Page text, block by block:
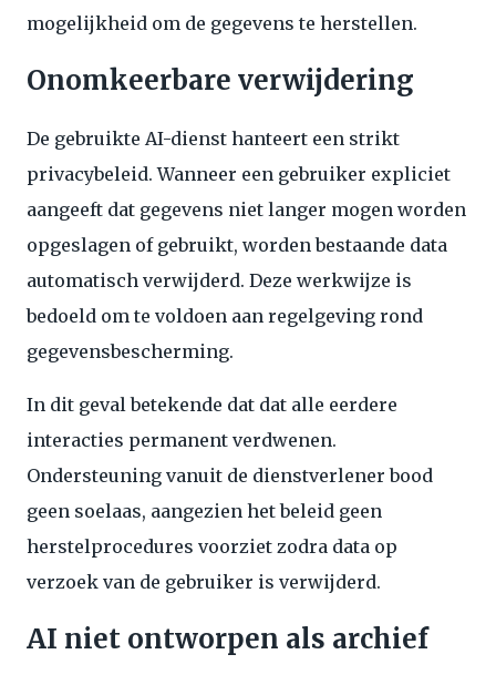
mogelijkheid om de gegevens te herstellen.
Onomkeerbare verwijdering
De gebruikte AI-dienst hanteert een strikt
privacybeleid. Wanneer een gebruiker expliciet
aangeeft dat gegevens niet langer mogen worden
opgeslagen of gebruikt, worden bestaande data
automatisch verwijderd. Deze werkwijze is
bedoeld om te voldoen aan regelgeving rond
gegevensbescherming.
In dit geval betekende dat dat alle eerdere
interacties permanent verdwenen.
Ondersteuning vanuit de dienstverlener bood
geen soelaas, aangezien het beleid geen
herstelprocedures voorziet zodra data op
verzoek van de gebruiker is verwijderd.
AI niet ontworpen als archief